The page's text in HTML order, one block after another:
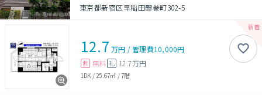
東京都新宿区早稲田鶴巻町302-5
12.7 万円 /管理費10,000円
敷 無料 礼 12.7万円
1DK / 25.67㎡ /7階